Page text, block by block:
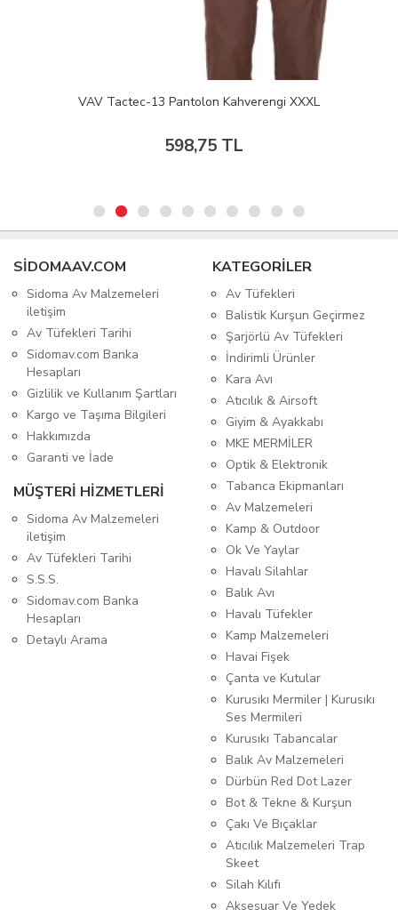
VAV Tactec-13 Pantolon Kahverengi XXXL
598,75 TL
SIDOMAAV.COM
Sidoma Av Malzemeleri
iletişim
Av Tüfekleri Tarihi
Sidomav.com Banka
Hesapları
Gizlilik ve Kullanım Şartları
Kargo ve Taşıma Bilgileri
Hakkımızda
Garanti ve İade
MÜŞTERİ HİZMETLERİ
Sidoma Av Malzemeleri
iletişim
Av Tüfekleri Tarihi
S.S.S.
Sidomav.com Banka
Hesapları
Detaylı Arama
KATEGORİLER
Av Tüfekleri
Balistik Kurşun Geçirmez
Şarjörlü Av Tüfekleri
İndirimli Ürünler
Kara Avı
Atıcılık & Airsoft
Giyim & Ayakkabı
MKE MERMİLER
Optik & Elektronik
Tabanca Ekipmanları
Av Malzemeleri
Kamp & Outdoor
Ok Ve Yaylar
Havalı Silahlar
Balık Avı
Havalı Tüfekler
Kamp Malzemeleri
Havai Fişek
Çanta ve Kutular
Kurusıkı Mermiler | Kurusıkı
Ses Mermileri
Kurusıkı Tabancalar
Balık Av Malzemeleri
Dürbün Red Dot Lazer
Bot & Tekne & Kurşun
Çakı Ve Bıçaklar
Atıcılık Malzemeleri Trap
Skeet
Silah Kılıfı
Aksesuar Ve Yedek